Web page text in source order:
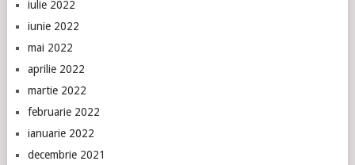
iulie 2022
iunie 2022
mai 2022
aprilie 2022
martie 2022
februarie 2022
ianuarie 2022
decembrie 2021